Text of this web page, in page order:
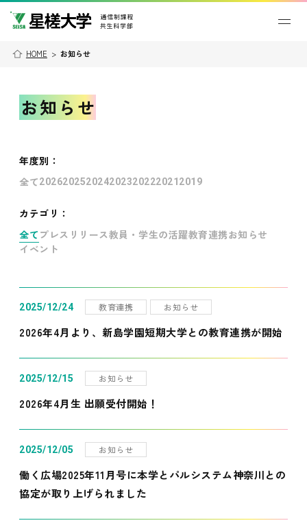
HOME > お知らせ
お知らせ
年度別 ：
全て202620252024202320222021 2019
カテゴリ：
全て プレスリリース教員・学生の活躍教育連携お知らせ
イベント
2025/12/24 教育連携 お知らせ
2026年4月より、新島学園短期大学との教育連携が開始
2025/12/15 お知らせ
2026年4月生 出願受付開始！
2025/12/05 お知らせ
働く広場2025年11月号に本学とパルシステム神奈川との
協定が取り上げられました